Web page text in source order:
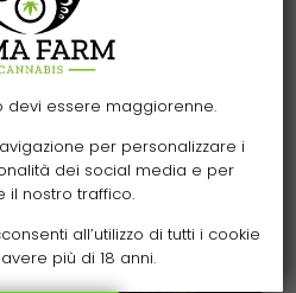
devi essere maggiorenne.
per personalizzare i
dei social media e per
il nostro traffico.
all’utilizzo di tutti i cookie
più di 18 anni.